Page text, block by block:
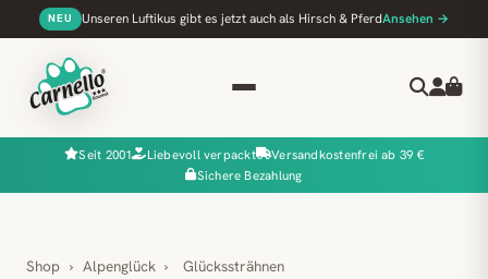
NEU Unseren Luftikus gibt es jetzt auch als Hirsch & PferdAnsehen →
Seit 2001 Liebevoll verpackt
Versandkostenfrei ab 39 €
Sichere Bezahlung
Shop › Alpenglück › Glückssträhnen